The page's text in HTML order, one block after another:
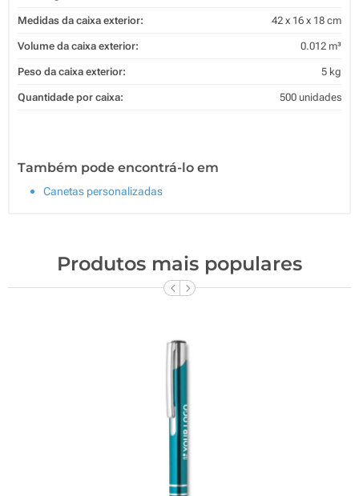
Medidas da caixa exterior: 42 x 16 x 18 cm
Volume da caixa exterior: 0.012 m³
Peso da caixa exterior: 5 kg
Quantidade por caixa: 500 unidades
Também pode encontrá-lo em
Canetas personalizadas
Produtos mais populares